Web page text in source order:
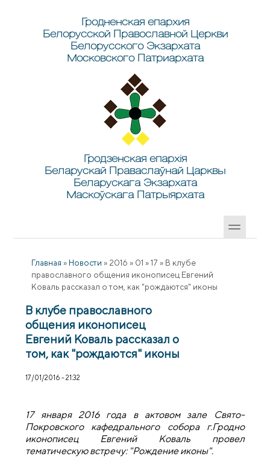
Гродненская епархия
Белорусской Православной Церкви
Белорусского Экзархата
Московского Патриархата
Гродзенская епархія
Беларускай Праваслаўнай Царквы
Беларускага Экзархата
Маскоўскага Патрыярхата
Главная » Новости » 2016 » 01 » 17 » В клубе
православного общения иконописец Евгений
Коваль рассказал о том, как "рождаются" иконы
В клубе православного
общения иконописец
Евгений Коваль рассказал о
том, как "рождаются" иконы
17/01/2016 - 21:32
17 января 2016 года в актовом зале Свято-
Покровского кафедрального собора г.Гродно
иконописец Евгений Коваль провел
тематическую встречу: "Рождение иконы".